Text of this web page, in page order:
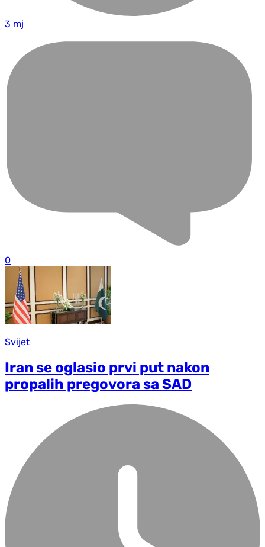
3 mj
0
Svijet
Iran se oglasio prvi put nakon
propalih pregovora sa SAD